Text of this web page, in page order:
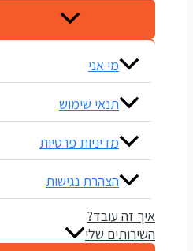
מי אני
תנאי שימוש
מדיניות פרטיות
הצהרת נגישות
איך זה עובד?
השירותים שלי